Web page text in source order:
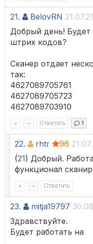
21. BelovRN
Добрый день! Будет
штрих кодов?
Сканер отдает
так:
4627089705761
4627089705723
4627089703910
+ – Ответить 1
22. rhtr 96
(21) Добрый.
функционал
+ – Ответить
23. mitja19797
Здравствуйте.
Будет работать на